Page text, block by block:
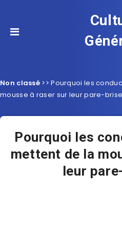
Non classé >>Pourquoi les
mousse à raser sur leur pare-
Pourquoi les
mettent de la
leur